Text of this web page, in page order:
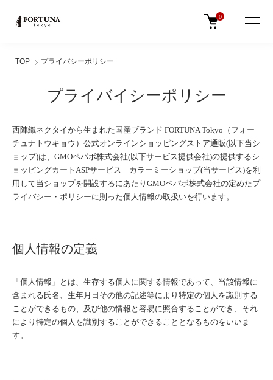
0
TOP プライバシーポリシー
プライバイシーポリシー
西陣織ネクタイから生まれた国産ブランド FORTUNA Tokyo（フォー
チュナトウキョウ）公式オンラインショッピングストア通販(以下当シ
ョップ)は、 GMOペパボ株式会社(以下サービス提供会社)の提供するシ
ョッピングカートASPサービス カラーミーショップ(当サービス)を利
用して当ショップを開設するにあたりGMOペパボ株式会社の定めたプ
ライバシー・ポリシーに則った個人情報の取扱いを行います。
個人情報の定義
「個人情報」とは、生存する個人に関する情報であって、当該情報に
含まれる氏名、生年月日その他の記述等により特定の個人を識別する
ことができるもの、及び他の情報と容易に照合することができ、それ
により特定の個人を識別することができることとなるものをいいま
す。